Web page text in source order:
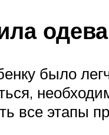
было
все этапы